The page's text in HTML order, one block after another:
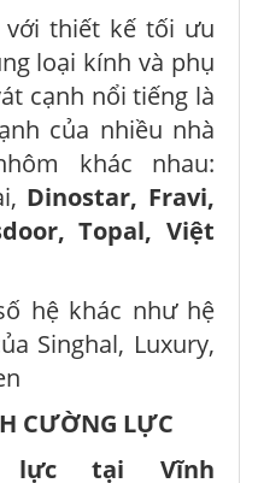
thiết kế tối ưu
loại kính và phụ
cạnh nổi tiếng là
của nhiều nhà
khác nhau:
Dinostar, Fravi,
Topal, Việt
hệ khác như hệ
Singhal, Luxury,
CƯỜNG LỰC
lực tại Vĩnh